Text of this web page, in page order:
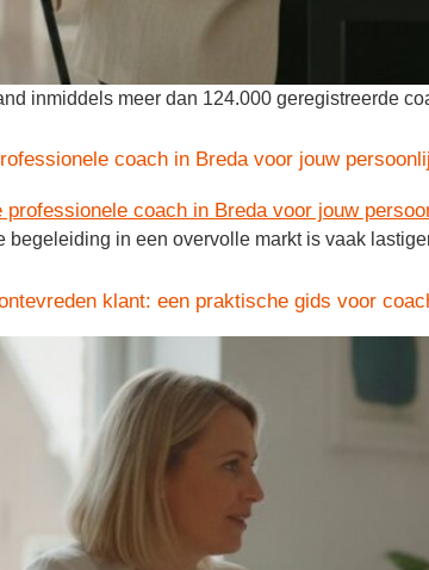
inmiddels meer dan 124.000 geregistreerde
coach in Breda voor jouw
begeleiding in een overvolle markt is vaak
klant: een praktische gids voor